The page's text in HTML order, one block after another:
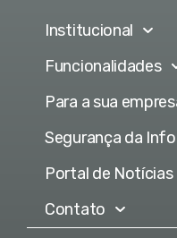
Institucional
Funcionalidades
Para a sua
Segurança da
Portal de Notícias
Contato